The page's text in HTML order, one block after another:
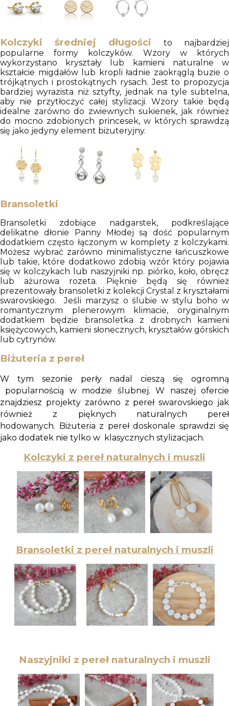
Kolczyki średniej długości
to najbardziej
popularne formy kolczyków. Wzory w których
wykorzystano kryształy lub kamieni naturalne w
kształcie migdałów lub kropli ładnie zaokrąglą buzie o
trójkątnych i prostokątnych rysach. Jest to propozycja
bardziej wyrazista niż sztyfty, jednak na tyle subtelna,
aby nie przytłoczyć całej stylizacji. Wzory takie będą
idealne zarówno do zwiewnych sukienek, jak również
do mocno zdobionych princesek, w których sprawdzą
się jako jedyny element biżuteryjny.
Bransoletki
Bransoletki zdobiące nadgarstek, podkreślające
delikatne dłonie Panny Młodej są dość popularnym
dodatkiem często łączonym w komplety z kolczykami.
Możesz wybrać zarówno minimalistyczne łańcuszkowe
lub takie, które dodatkowo zdobią wzór który pojawia
się w kolczykach lub naszyjniki np. piórko, koło, obręcz
lub ażurowa rozeta. Pięknie będą się również
prezentowały bransoletki z kolekcji Crystal z kryształami
swarovskiego. Jeśli marzysz o ślubie w stylu boho w
romantycznym plenerowym klimacie, oryginalnym
dodatkiem będzie bransoletka z drobnych kamieni
księżycowych, kamieni słonecznych, kryształów górskich
lub cytrynów.
Biżuteria z pereł
W tym sezonie perły nadal cieszą się ogromną
popularnością w modzie ślubnej. W naszej ofercie
znajdziesz projekty zarówno z pereł swarovskiego jak
również z pięknych naturalnych pereł
hodowanych. Biżuteria z pereł doskonale sprawdzi się
jako dodatek nie tylko w klasycznych stylizacjach.
Kolczyki z pereł naturalnych i muszli
Bransoletki z perełnaturalnych i muszli
Naszyjniki z pereł naturalnych i muszli